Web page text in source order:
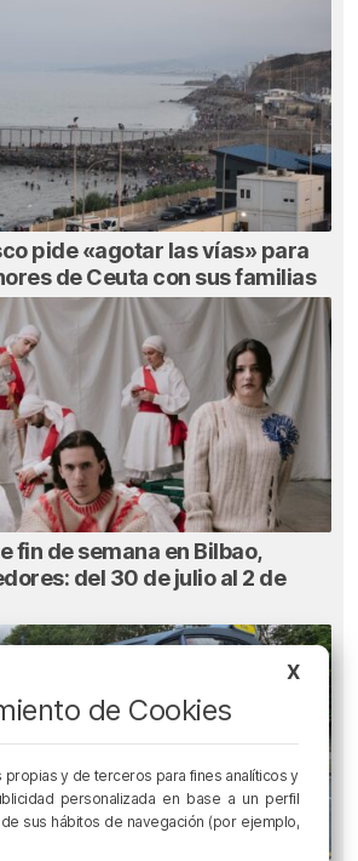
pide «agotar las vías» para
de Ceuta con sus familias
fin de semana en Bilbao,
del 30 de julio al 2 de
X
de Cookies
propias y de terceros para fines analíticos y
personalizada en base a un perfil
sus hábitos de navegación (por ejemplo,